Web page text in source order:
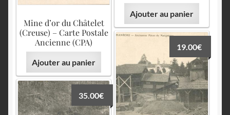
Ajouter au panier
Mine d’or du Châtelet
(Creuse) – Carte Postale
Ancienne (CPA)
Ajouter au panier
19.00€
35.00€